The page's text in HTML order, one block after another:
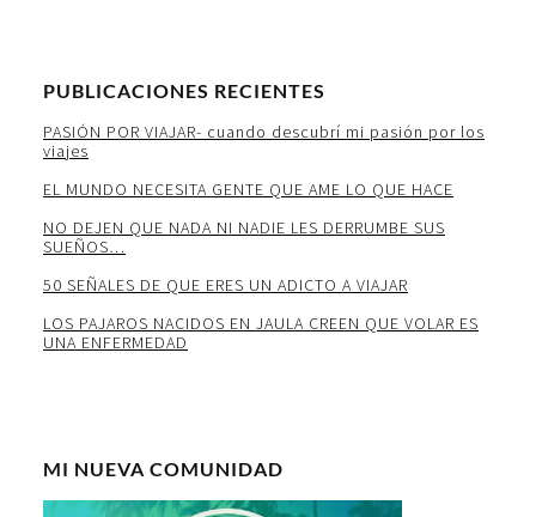
PUBLICACIONES RECIENTES
PASIÓN POR VIAJAR- cuando descubrí mi pasión por los
viajes
EL MUNDO NECESITA GENTE QUE AME LO QUE HACE
NO DEJEN QUE NADA NI NADIE LES DERRUMBE SUS
SUEÑOS…
50 SEÑALES DE QUE ERES UN ADICTO A VIAJAR
LOS PAJAROS NACIDOS EN JAULA CREEN QUE VOLAR ES
UNA ENFERMEDAD
MI NUEVA COMUNIDAD